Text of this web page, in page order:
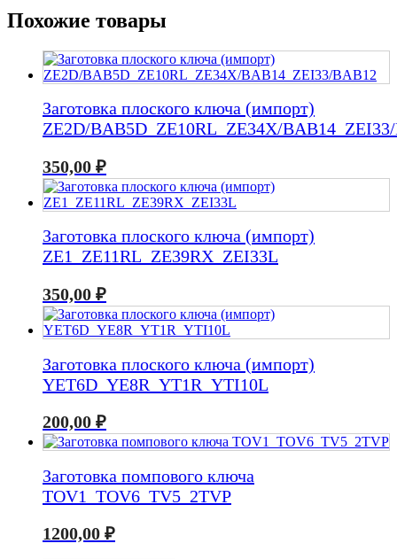
Похожие товары
Заготовка плоского ключа (импорт)
ZE2D/BAB5D_ZE10RL_ZE34X/
350,00 ₽
Заготовка плоского ключа (импорт)
ZE1_ZE11RL_ZE39RX_ZEI33L
350,00 ₽
Заготовка плоского ключа (импорт)
YET6D_YE8R_YT1R_YTI10L
200,00 ₽
Заготовка помпового ключа
TOV1_TOV6_TV5_2TVP
1200,00 ₽